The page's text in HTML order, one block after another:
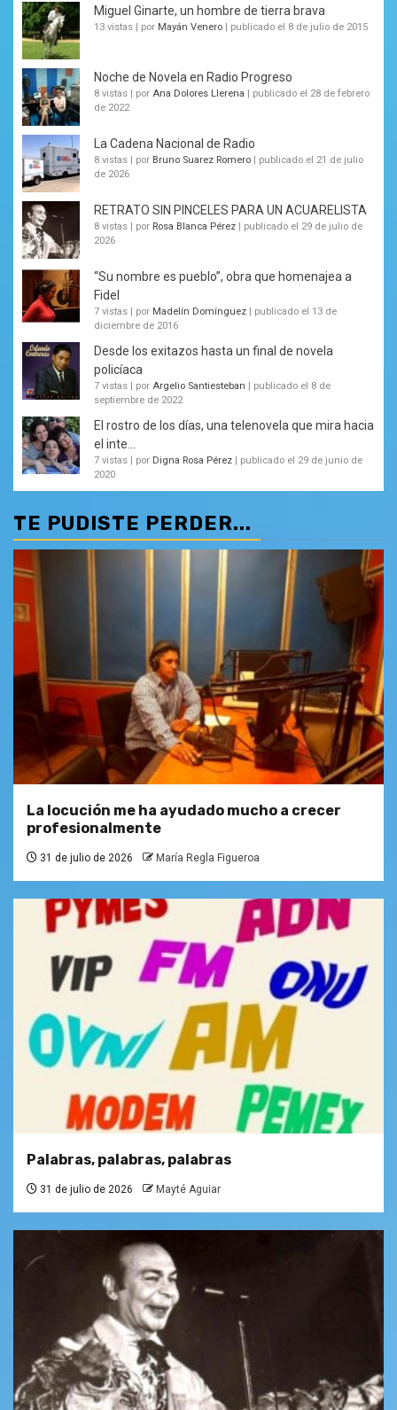
Miguel Ginarte, un hombre de tierra brava
13 vistas por Mayán Venero publicado el 8 de julio de 2015
Noche de Novela en Radio Progreso
8 vistas por Ana Dolores Llerena
publicado el 28 de febrero
de 2022
La Cadena Nacional de Radio
8 vistas por Bruno Suarez Romero
publicado el 21 de julio
de 2026
RETRATO SIN PINCELES PARA UN ACUARELISTA
8 vistas por Rosa Blanca Pérez
publicado el 29 de julio de
2026
“Su nombre es pueblo”, obra que homenajea a
Fidel
7 vistas por Madelín Domínguez
publicado el 13 de
diciembre de 2016
Desde los exitazos hasta un final de novela
policíaca
7 vistas por Argelio Santiesteban
publicado el 8 de
septiembre de 2022
El rostro de los días, una telenovela que mira hacia
el inte...
7 vistas por Digna Rosa Pérez
publicado el 29 de junio de
2020
TE PUDISTE PERDER...
La locución me ha ayudado mucho a crecer
profesionalmente
31 de julio de 2026 María Regla Figueroa
Palabras, palabras, palabras
31 de julio de 2026 Mayté Aguiar